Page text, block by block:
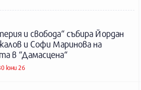
и свобода“ събира Йордан
и Софи Маринова на
в “Дамасцена“
юни 26